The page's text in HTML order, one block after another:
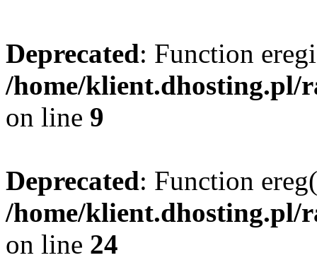
Deprecated: Function
/home/klient.dhosting.pl/
on line 9
Deprecated: Function
/home/klient.dhosting.pl/
on line 24